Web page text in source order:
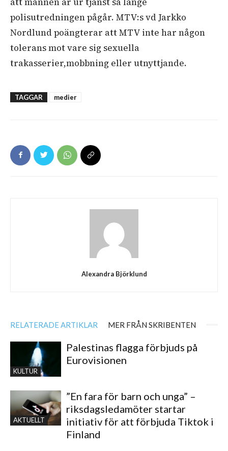
polisutredningen pågår. MTV:s vd Jarkko
Nordlund poängterar att MTV inte har någon
tolerans mot vare sig sexuella
trakasserier,mobbning eller utnyttjande.
TAGGAR medier
Alexandra Björklund
RELATERADE ARTIKLAR MER FRÅN SKRIBENTEN
KULTUR
Palestinas flagga förbjuds på
Eurovisionen
AKTUELLT
”En fara för barn och unga” –
riksdagsledamöter startar
initiativ för att förbjuda Tiktok i
Finland